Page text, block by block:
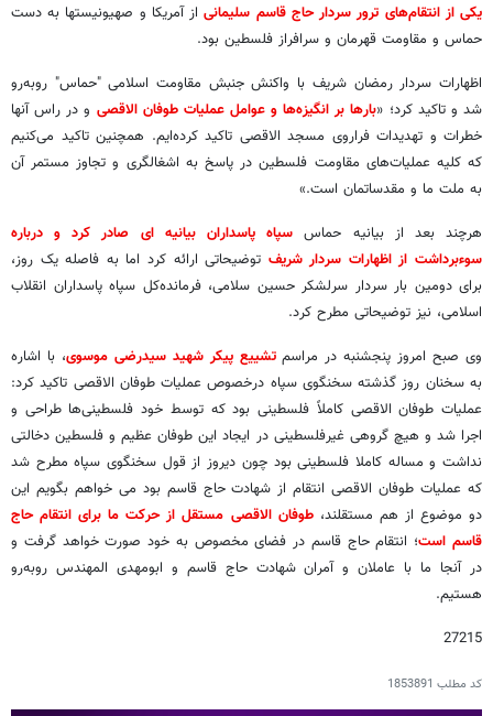
یکی از انتقام‌های ترور سردار حاج قاسم سلیمانی از آمریکا و صهیونیستها به دست
حماس و مقاومت قهرمان و سرافراز فلسطین بود.
اظهارات سردار رمضان شریف با واکنش جنبش مقاومت اسلامی "حماس" روبه‌رو
شد و تاکید کرد؛ «بارها بر انگیزه‌ها و عوامل عملیات طوفان الاقصی و در راس آنها
خطرات و تهدیدات فراروی مسجد الاقصی تاکید کرده‌ایم. همچنین تاکید می‌کنیم
که کلیه عملیات‌های مقاومت فلسطین در پاسخ به اشغالگری و تجاوز مستمر آن
به ملت ما و مقدساتمان است.»
هرچند بعد از بیانیه حماس سپاه پاسداران بیانیه ای صادر کرد و درباره
سوءبرداشت از اظهارات سردار شریف توضیحاتی ارائه کرد اما به فاصله یک روز،
برای دومین بار سردار سرلشکر حسین سلامی، فرمانده‌کل سپاه پاسداران انقلاب
اسلامی، نیز توضیحاتی مطرح کرد.
وی صبح امروز پنجشنبه در مراسمتشییع پیکر شهید سیدرضی موسوی، با اشاره
به سخنان روز گذشته سخنگوی سپاه درخصوص عملیات طوفان الاقصی تاکید کرد:
عملیات طوفان الاقصی کاملاً فلسطینی بود که توسط خود فلسطینی‌ها طراحی و
اجرا شد و هیچ گروهی غیرفلسطینی در ایجاد این طوفان عظیم و فلسطین دخالتی
نداشت و مساله کاملا فلسطینی بود چون دیروز از قول سخنگوی سپاه مطرح شد
که عملیات طوفان الاقصی انتقام از شهادت حاج قاسم بود می خواهم بگویم این
دو موضوع از هم مستقلند،طوفان الاقصی مستقل از حرکت ما برای انتقام حاج
قاسم است؛ انتقام حاج قاسم در فضای مخصوص به خود صورت خواهد گرفت و
در آنجا ما با عاملان و آمران شهادت حاج قاسم و ابومهدی المهندس روبه‌رو
هستیم.
27215
کد مطلب 1853891